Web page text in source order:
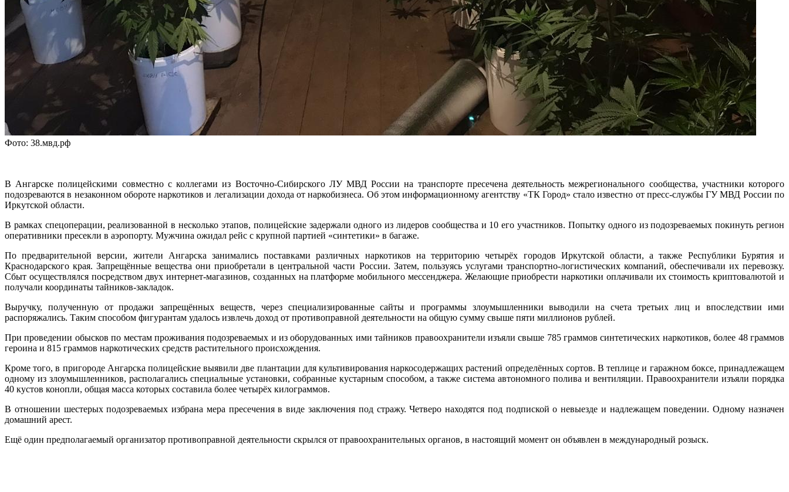
Фото: 38.мвд.рф
В Ангарске полицейскими совместно с коллегами из Восточно-Сибирского ЛУ МВД России на транспорте пресечена деятельность межрегионального сообщества, участники которого
подозреваются в незаконном обороте наркотиков и легализации дохода от наркобизнеса. Об этом информационному агентству «ТК Город» стало известно от пресс-службы ГУ МВД России по
Иркутской области.
В рамках спецоперации, реализованной в несколько этапов, полицейские задержали одного из лидеров сообщества и 10 его участников. Попытку одного из подозреваемых покинуть регион
оперативники пресекли в аэропорту. Мужчина ожидал рейс с крупной партией «синтетики» в багаже.
По предварительной версии, жители Ангарска занимались поставками различных наркотиков на территорию четырёх городов Иркутской области, а также Республики Бурятия и
Краснодарского края. Запрещённые вещества они приобретали в центральной части России. Затем, пользуясь услугами транспортно-логистических компаний, обеспечивали их перевозку.
Сбыт осуществлялся посредством двух интернет-магазинов, созданных на платформе мобильного мессенджера. Желающие приобрести наркотики оплачивали их стоимость криптовалютой и
получали координаты тайников-закладок.
Выручку, полученную от продажи запрещённых веществ, через специализированные сайты и программы злоумышленники выводили на счета третьих лиц и впоследствии ими
распоряжались. Таким способом фигурантам удалось извлечь доход от противоправной деятельности на общую сумму свыше пяти миллионов рублей.
При проведении обысков по местам проживания подозреваемых и из оборудованных ими тайников правоохранители изъяли свыше 785 граммов синтетических наркотиков, более 48 граммов
героина и 815 граммов наркотических средств растительного происхождения.
Кроме того, в пригороде Ангарска полицейские выявили две плантации для культивирования наркосодержащих растений определённых сортов. В теплице и гаражном боксе, принадлежащем
одному из злоумышленников, располагались специальные установки, собранные кустарным способом, а также система автономного полива и вентиляции. Правоохранители изъяли порядка
40 кустов конопли, общая масса которых составила более четырёх килограммов.
В отношении шестерых подозреваемых избрана мера пресечения в виде заключения под стражу. Четверо находятся под подпиской о невыезде и надлежащем поведении. Одному назначен
домашний арест.
Ещё один предполагаемый организатор противоправной деятельности скрылся от правоохранительных органов, в настоящий момент он объявлен в международный розыск.